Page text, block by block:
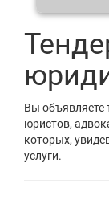
Вы объявляете
юристов,
которых,
услуги.